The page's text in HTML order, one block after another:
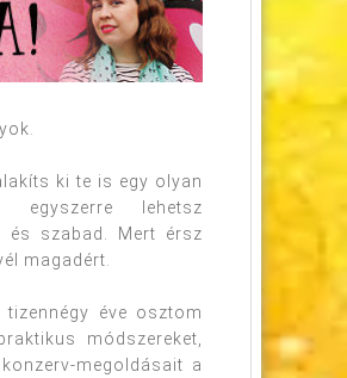
ki te is egy olyan
egyszerre lehetsz
és szabad. Mert érsz
magadért.
tizennégy éve osztom
módszereket,
megoldásait a